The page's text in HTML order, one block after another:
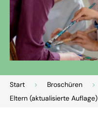
Start > Broschüren >
Eltern (aktualisierte Auflage)